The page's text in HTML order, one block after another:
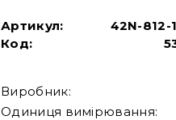
Артикул:
42N-812-
Код:
Виробник:
Одиниця вимірювання: